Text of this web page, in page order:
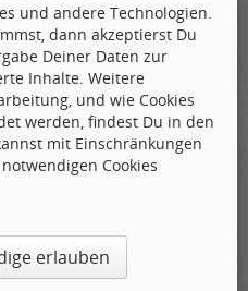
suchen.
sein.
Benutzer suchen, der den
* als Jokerzeichen benutzen, um
automatische Spambots
dieses Forums abzuhalten.
nicht in der Lage den
und andere Technologien.
dann akzeptierst Du
Deiner Daten zur
Inhalte. Weitere
und wie Cookies
werden, findest Du in den
mit Einschränkungen
Cookies
erlauben